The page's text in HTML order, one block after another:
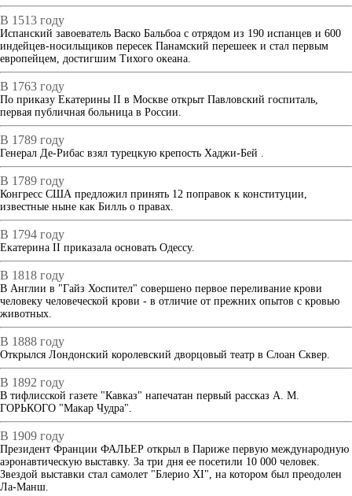
В 1513 году
Испанский завоеватель Васко Бальбоа с отрядом из 190 испанцев и 600
индейцев-носильщиков пересек Панамский перешеек и стал первым
европейцем, достигшим Тихого океана.
В 1763 году
По приказу Екатерины II в Москве открыт Павловский госпиталь,
первая публичная больница в России.
В 1789 году
Генерал Де-Рибас взял турецкую крепость Хаджи-Бей .
В 1789 году
Конгресс США предложил принять 12 поправок к конституции,
известные ныне как Билль о правах.
В 1794 году
Екатерина II приказала основать Одессу.
В 1818 году
В Англии в "Гайз Хоспител" совершено первое переливание крови
человеку человеческой крови - в отличие от прежних опытов с кровью
животных.
В 1888 году
Открылся Лондонский королевский дворцовый театр в Слоан Сквер.
В 1892 году
В тифлисской газете "Кавказ" напечатан первый рассказ А. М.
ГОРЬКОГО "Макар Чудра".
В 1909 году
Президент Франции ФАЛЬЕР открыл в Париже первую международную
аэронавтическую выставку. За три дня ее посетили 10 000 человек.
Звездой выставки стал самолет "Блерио XI", на котором был преодолен
Ла-Манш.